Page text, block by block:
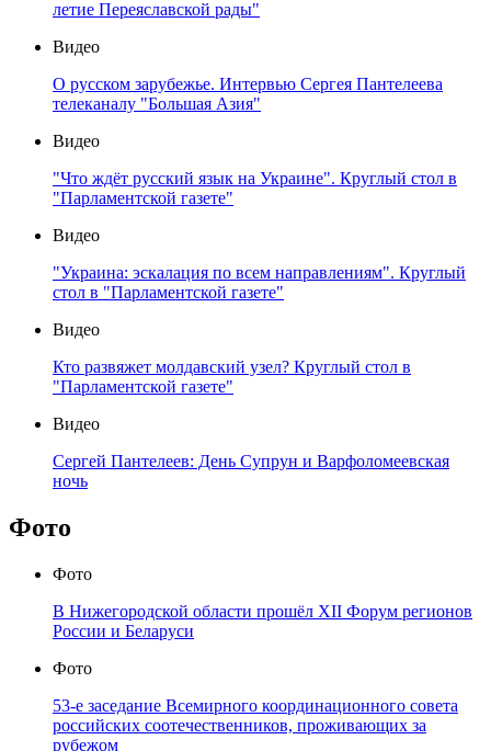
летие Переяславской рады"
Видео
О русском зарубежье. Интервью Сергея Пантелеева
телеканалу "Большая Азия"
Видео
"Что ждёт русский язык на Украине". Круглый стол в
"Парламентской газете"
Видео
"Украина: эскалация по всем направлениям". Круглый
стол в "Парламентской газете"
Видео
Кто развяжет молдавский узел? Круглый стол в
"Парламентской газете"
Видео
Сергей Пантелеев: День Супрун и Варфоломеевская
ночь
Фото
Фото
В Нижегородской области прошёл XII Форум регионов
России и Беларуси
Фото
53-е заседание Всемирного координационного совета
российских соотечественников, проживающих за
рубежом